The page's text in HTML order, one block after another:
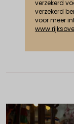
verzekerd
verzekerd
voor meer